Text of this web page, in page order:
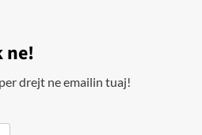
ne!
drejt ne emailin tuaj!